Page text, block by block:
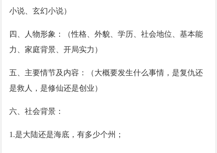
小说、玄幻小说）
四、人物形象：（性格、外貌、学历、社会地位、基本能
力、家庭背景、开局实力）
五、主要情节及内容：（大概要发生什么事情，是复仇还
是救人，是修仙还是创业）
六、社会背景：
1.是大陆还是海底，有多少个州；